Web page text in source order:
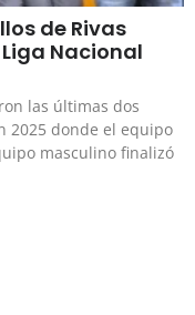
de Rivas
Nacional
las últimas dos
2025 donde el equipo
masculino finalizó